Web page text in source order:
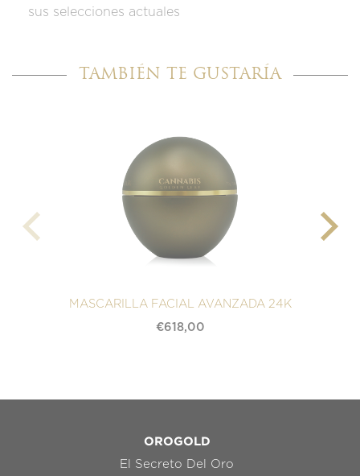
sus selecciones actuales
TAMBIÉN TE GUSTARÍA
MASCARILLA FACIAL AVANZADA 24K
€618,00
OROGOLD
El Secreto Del Oro